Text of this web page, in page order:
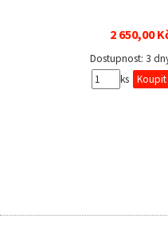
2 650,00
Dostupnost: 3
ks